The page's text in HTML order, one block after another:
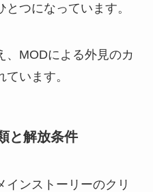
つになっています。
、MODによる外見のカ
います。
と解放条件
インストーリーのクリ